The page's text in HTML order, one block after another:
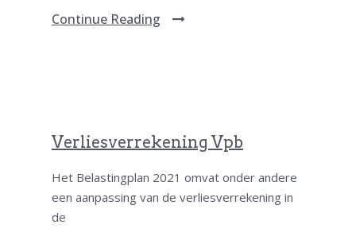
Continue Reading
Verliesverrekening Vpb
Het Belastingplan 2021 omvat onder andere
een aanpassing van de verliesverrekening in
de